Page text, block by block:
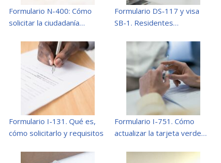
Formulario N-400: Cómo
solicitar la ciudadanía…
Formulario DS-117 y visa
SB-1. Residentes…
Formulario I-131. Qué es,
cómo solicitarlo y requisitos
Formulario I-751. Cómo
actualizar la tarjeta verde…